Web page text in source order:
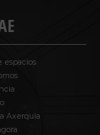
espacios
Axerquía